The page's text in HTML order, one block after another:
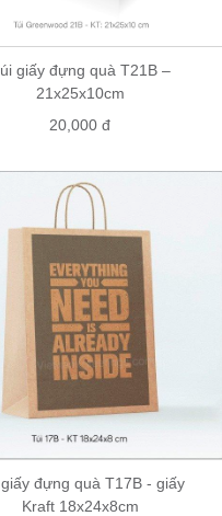
giấy đựng quà T21B –
21x25x10cm
20,000 đ
đựng quà T17B - giấy
Kraft 18x24x8cm